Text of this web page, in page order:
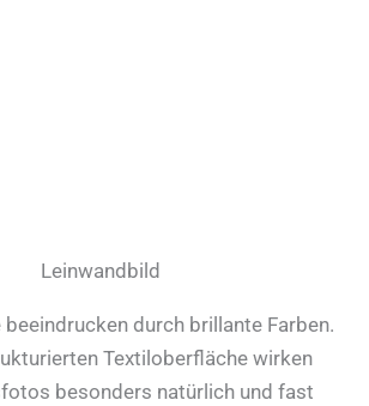
Leinwandbild
durch brillante Farben.
Textiloberfläche wirken
besonders natürlich und fast